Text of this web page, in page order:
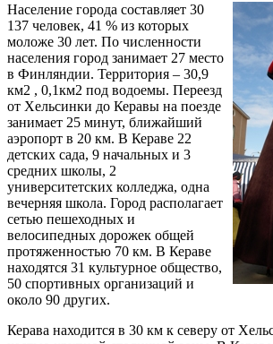
Население города составляет 30
137 человек, 41 % из которых
моложе 30 лет. По численности
населения город занимает 27 место
в Финляндии. Территория – 30,9
км2 , 0,1км2 под водоемы. Переезд
от Хельсинки до Керавы на поезде
занимает 25 минут, ближайший
аэропорт в 20 км. В Кераве 22
детских сада, 9 начальных и 3
средних школы, 2
университетских колледжа, одна
вечерняя школа. Город располагает
сетью пешеходных и
велосипедных дорожек общей
протяженностью 70 км. В Кераве
находятся 31 культурное общество,
50 спортивных организаций и
около 90 других.
Керава находится в 30 км к северу от